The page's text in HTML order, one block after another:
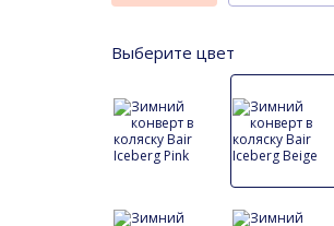
Выберите цвет